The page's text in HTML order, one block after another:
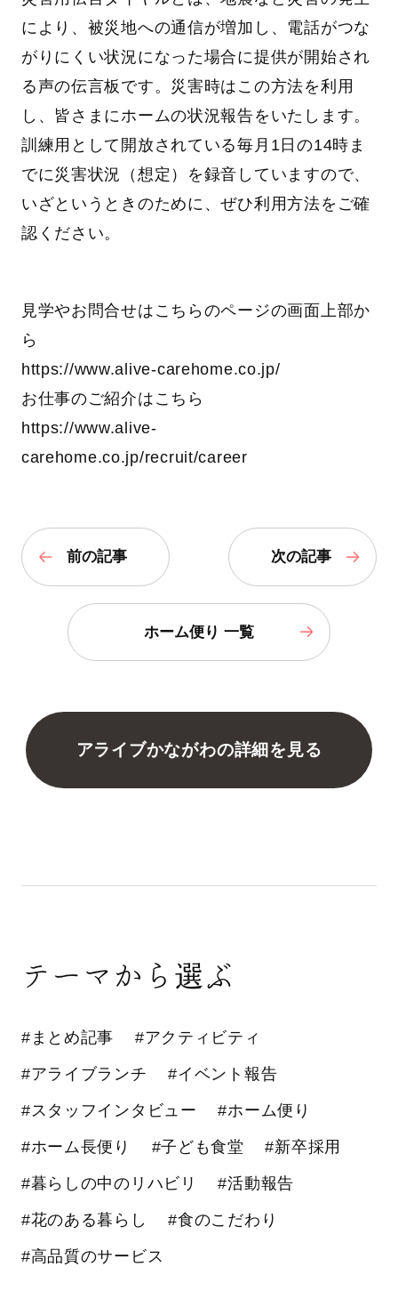
により、被災地への通信が増加し、電話がつな
がりにくい状況になった場合に提供が開始され
る声の伝言板です。災害時はこの方法を利用
し、皆さまにホームの状況報告をいたします。
訓練用として開放されている毎月1日の14時ま
でに災害状況（想定）を録音していますので、
いざというときのために、ぜひ利用方法をご確
認ください。
見学やお問合せはこちらのページの画面上部か
ら
https://www.alive-carehome.co.jp/
お仕事のご紹介はこちら
https://www.alive-
carehome.co.jp/recruit/career
前の記事 次の記事
ホーム便り 一覧
アライブかながわの詳細を見る
テーマから選ぶ
#まとめ記事 #アクティビティ
#アライブランチ #イベント報告
#スタッフインタビュー #ホーム便り
#ホーム長便り #子ども食堂 #新卒採用
#暮らしの中のリハビリ #活動報告
#花のある暮らし #食のこだわり
#高品質のサービス